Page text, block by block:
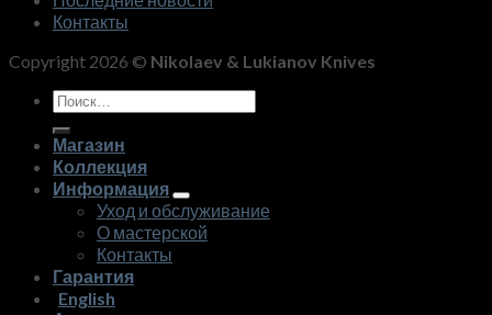
Контакты
Copyright 2026 © Nikolaev & Lukianov Knives
Искать:
Магазин
Коллекция
Информация
Уход и обслуживание
О мастерской
Контакты
Гарантия
English